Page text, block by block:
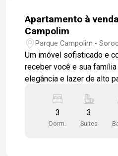
Apartamento à
Campolim
Parque Campolim -
Um imóvel sofisticado e
receber você e sua
elegância e lazer de alto
com piso em porcelanato
gesso e luminárias em
madeira ripada e acesso
3
Dorm.
3
Suítes